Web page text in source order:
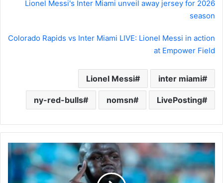
Lionel Messi's Inter Miami unveil away jersey for 2026
season
Colorado Rapids vs Inter Miami LIVE: Lionel Messi in action
at Empower Field
inter miami
Lionel Messi
LivePosting
nomsn
ny-red-bulls
الهلال
يُعلن
إصابة
كوليبالي